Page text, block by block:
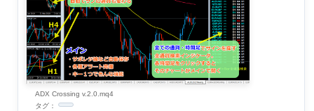
ADX Crossing v.2.0.mq4
タグ：